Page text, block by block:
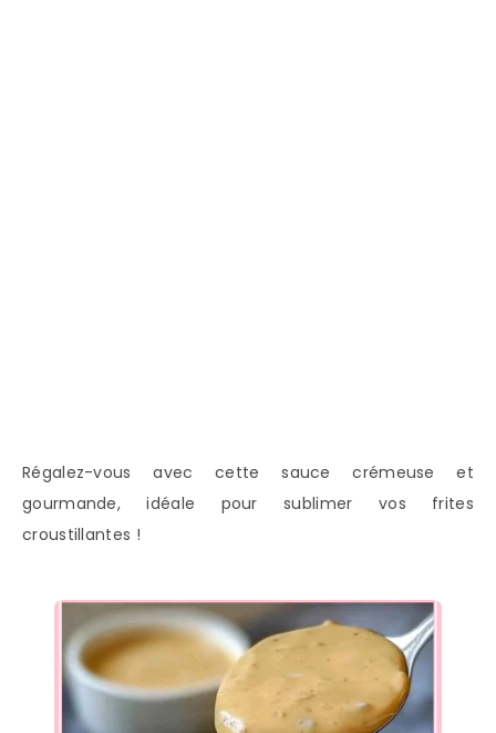
Régalez-vous avec cette sauce crémeuse et
gourmande, idéale pour sublimer vos frites
croustillantes !